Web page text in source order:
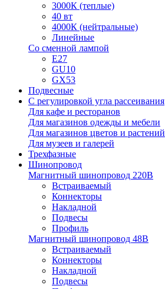
3000К (теплые)
40 вт
4000К (нейтральные)
Линейные
Со сменной лампой
E27
GU10
GX53
Подвесные
С регулировкой угла рассеивания
Для кафе и ресторанов
Для магазинов одежды и мебели
Для магазинов цветов и растений
Для музеев и галерей
Трехфазные
Шинопровод
Магнитный шинопровод 220В
Встраиваемый
Коннекторы
Накладной
Подвесы
Профиль
Магнитный шинопровод 48В
Встраиваемый
Коннекторы
Накладной
Подвесы